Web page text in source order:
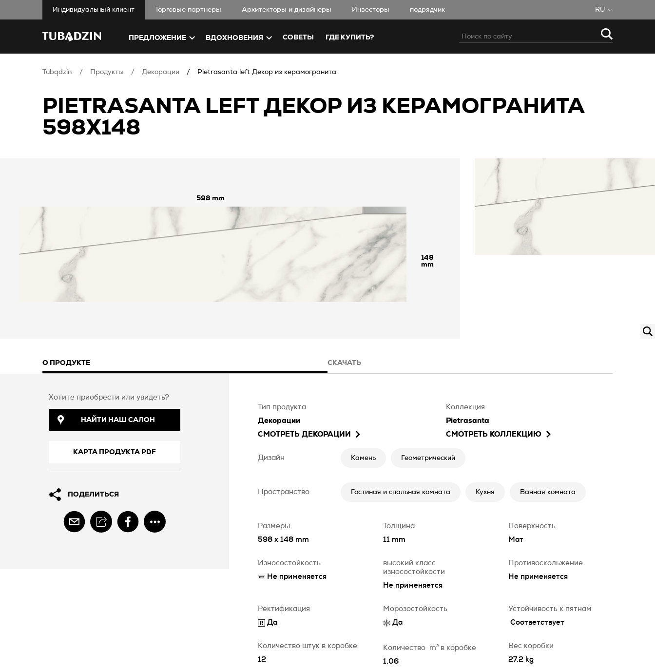
Индивидуальный клиент Торговые партнеры Aрхитекторы и дизайнеры Инвесторы подрядчик RU
ПРЕДЛОЖЕНИЕ ВДОХНОВЕНИЯ СОВЕТЫ ГДЕ КУПИТЬ?
Tubądzin Продукты Декорации Pietrasanta left Декор из керамогранита
PIETRASANTA LEFT ДЕКОР ИЗ КЕРАМОГРАНИТА
598X148
598
148
О ПРОДУКТЕ СКАЧАТЬ
Хотите приобрести или увидеть?
НАЙТИ НАШ САЛОН
КАРТА ПРОДУКТА PDF
ПОДЕЛИТЬСЯ
Тип продукта
Декорации
СМОТРЕТЬ ДЕКОРАЦИИ
Коллекция
Pietrasanta
СМОТРЕТЬ КОЛЛЕКЦИЮ
Дизайн Камень Геометрический
Пространство Гостиная и спальная комната Кухня Ванная комната
Размеры
598 x 148 mm
Толщина
11 mm
Поверхность
Мат
Износостойкость
Не применяется
высокий класс
износостойкости
Не применяется
Противоскольжение
Не применяется
Ректификация
Да
Морозостойкость
Да
Устойчивость к пятнам
Соответствует
Количество штук в коробке
12
Количество m2
в коробке
1.06
Вес коробки
27.2 kg